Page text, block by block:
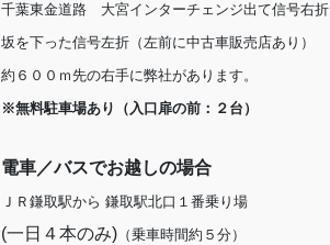
千葉東金道路 大宮インターチェンジ出て信号右折
坂を下った信号左折（左前に中古車販売店あり）
約６００ｍ先の右手に弊社があります。
※無料駐車場あり（入口扉の前：２台）
電車／バスでお越しの場合
ＪＲ鎌取駅から 鎌取駅北口１番乗り場
(一日４本のみ) （乗車時間約５分）